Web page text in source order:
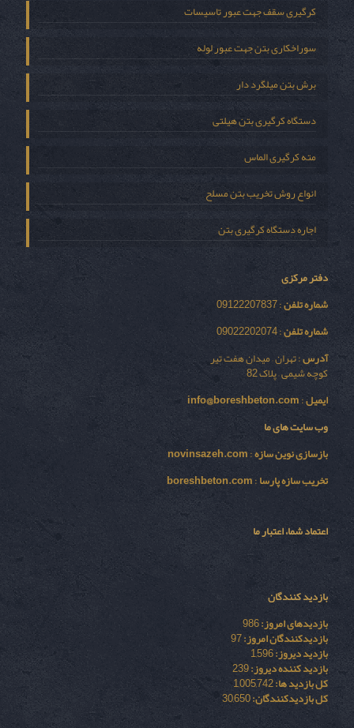
کرگیری سقف جهت عبور تاسیسات
سوراخکاری بتن جهت عبور لوله
برش بتن میلگرد دار
دستگاه کرگیری بتن هیلتی
مته کرگیری الماس
انواع روش تخریب بتن مسلح
اجاره دستگاه کرگیری بتن
دفتر مرکزی
شماره تلفن: 09122207837
شماره تلفن: 09022202074
آدرس: تهران – میدان هفت تیر
کوچه شیمی – پلاک 82
ایمیل:
info@boreshbeton.com
وب سایت های ما
بازسازی نوين سازه:
novinsazeh.com
تخریب سازه پارسا:
boreshbeton.com
اعتماد شما، اعتبار ما
بازدید کنندگان
بازدیدهای امروز:986
بازدیدکنندگان امروز:97
بازدید دیروز:1,596
بازدید کننده دیروز:239
کل بازدید ها:1,005,742
کل بازدیدکنند‌گان:30,650